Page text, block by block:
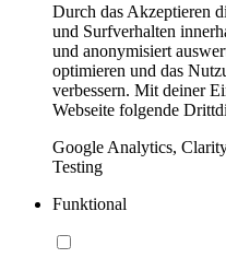
Durch das Akzeptieren
und Surfverhalten
und anonymisiert
optimieren und das
verbessern. Mit deiner
Webseite folgende
Google Analytics,
Testing
Funktional